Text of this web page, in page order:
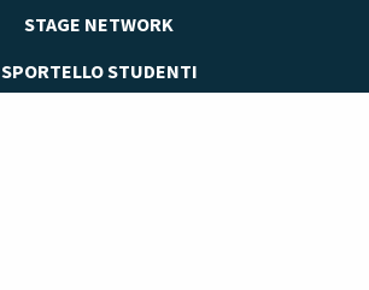
STAGE NETWORK
SPORTELLO STUDENTI